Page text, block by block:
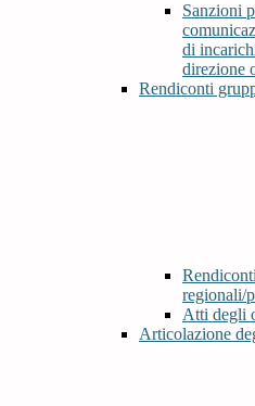
Sanzioni
di
direzione
Rendiconti
regionali/
Atti degli
Articolazione